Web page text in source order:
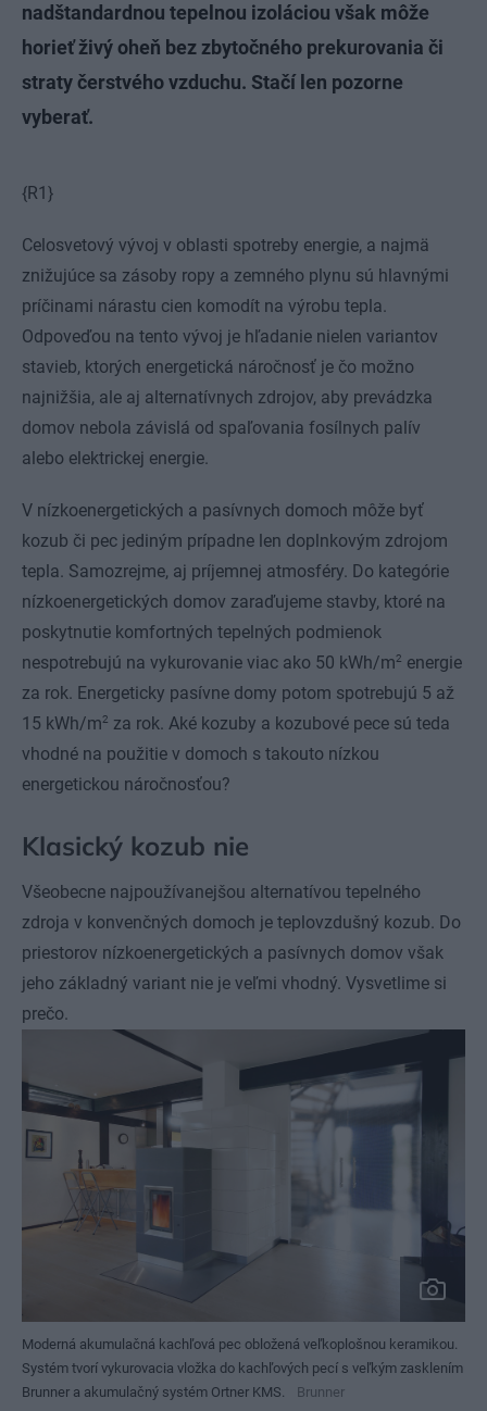
nadštandardnou tepelnou izoláciou však môže
horieť živý oheň bez zbytočného prekurovania či
straty čerstvého vzduchu. Stačí len pozorne
vyberať.
{R1}
Celosvetový vývoj v oblasti spotreby energie, a najmä
znižujúce sa zásoby ropy a zemného plynu sú hlavnými
príčinami nárastu cien komodít na výrobu tepla.
Odpoveďou na tento vývoj je hľadanie nielen variantov
stavieb, ktorých energetická náročnosť je čo možno
najnižšia, ale aj alternatívnych zdrojov, aby prevádzka
domov nebola závislá od spaľovania fosílnych palív
alebo elektrickej energie.
V nízkoenergetických a pasívnych domoch môže byť
kozub či pec jediným prípadne len doplnkovým zdrojom
tepla. Samozrejme, aj príjemnej atmosféry. Do kategórie
nízkoenergetických domov zaraďujeme stavby, ktoré na
poskytnutie komfortných tepelných podmienok
nespotrebujú na vykurovanie viac ako 50 kWh/m2 energie
za rok. Energeticky pasívne domy potom spotrebujú 5 až
15 kWh/m2 za rok. Aké kozuby a kozubové pece sú teda
vhodné na použitie v domoch s takouto nízkou
energetickou náročnosťou?
Klasický kozub nie
Všeobecne najpoužívanejšou alternatívou tepelného
zdroja v konvenčných domoch je teplovzdušný kozub. Do
priestorov nízkoenergetických a pasívnych domov však
jeho základný variant nie je veľmi vhodný. Vysvetlime si
prečo.
Moderná akumulačná kachľová pec obložená veľkoplošnou keramikou.
Systém tvorí vykurovacia vložka do kachľových pecí s veľkým zasklením
Brunner a akumulačný systém Ortner KMS.
Brunner